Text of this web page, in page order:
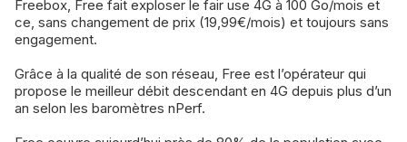
Freebox, Free fait exploser le fair use 4G à 100 Go/mois et
ce, sans changement de prix (19,99€/mois) et toujours sans
engagement.
Grâce à la qualité de son réseau, Free est l’opérateur qui
propose le meilleur débit descendant en 4G depuis plus d’un
an selon les baromètres nPerf.